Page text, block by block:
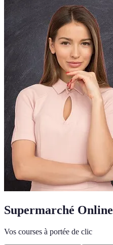
Supermarché Online
Vos courses à portée de clic